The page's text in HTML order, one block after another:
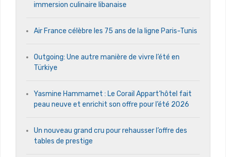
immersion culinaire libanaise
Air France célèbre les 75 ans de la ligne Paris-Tunis
Outgoing: Une autre manière de vivre l’été en
Türkiye
Yasmine Hammamet : Le Corail Appart’hôtel fait
peau neuve et enrichit son offre pour l’été 2026
Un nouveau grand cru pour rehausser l’offre des
tables de prestige